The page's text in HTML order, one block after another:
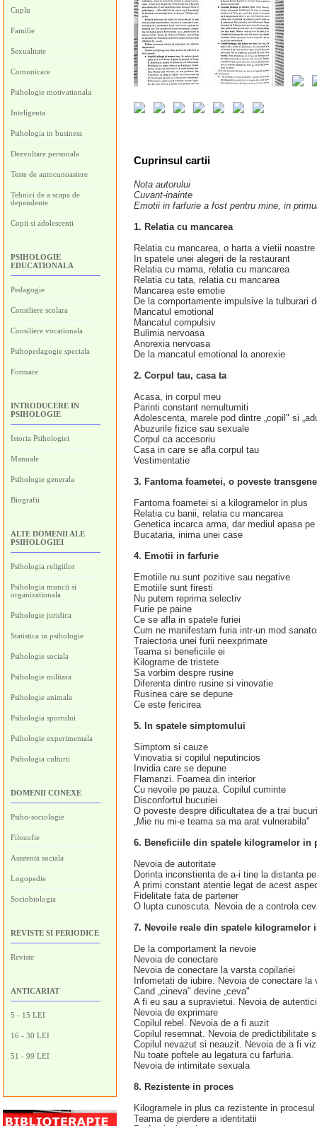
Cuplu
Familie
Sexualitate
Comunicare
Psihologie motivationala
Inteligenta
Psihologia in business
Dezvoltare personala
Teste de autocunoastere
Tehnici de a scapa de
dependente
Copii si adolescenti
PSIHOLOGIE
EDUCATIONALA
Pedagogie
Consiliere scolara
Consiliere vocationala
Psihopedagogie speciala
Formare
INTRODUCERE IN
PSIHOLOGIE
Istoria Psihologiei
Manuale
Psihologie generala
Biografii
ALTE DOMENII ALE
PSIHOLOGIEI
Psihologia religiilor
Psihologia muncii si
organizationala
Psihologie juridica
Statistica in psihologie
Psihologie sociala
Psihologie militara
Psihologie animala
Psihologia sportului
Psihologie experimentala
Psihologia culturii
DOMENII CONEXE
Psiho-sociologie
Filozofie
Asistenta sociala
Logopedie
Sociobiologia
REVISTE SI PERIODICE
Reviste
ANTICARIAT
5 - 15 LEI
16 - 30 LEI
51 - 99 LEI
Cuprinsul cartii
Nota autorului
Cuvant‑inainte
Emotii in farfurie a fost pentru mine, in
1. Relatia cu mancarea
Relatia cu mancarea, o harta a vietii noastre
In spatele unei alegeri de la restaurant
Relatia cu mama, relatia cu mancarea
Relatia cu tata, relatia cu mancarea
Mancarea este emotie
De la comportamente impulsive la tulburari
Mancatul emotional
Mancatul compulsiv
Bulimia nervoasa
Anorexia nervoasa
De la mancatul emotional la anorexie
2. Corpul tau, casa ta
Acasa, in corpul meu
Parinti constant nemultumiti
Adolescenta, marele pod dintre „copil" si
Abuzurile fizice sau sexuale
Corpul ca accesoriu
Casa in care se afla corpul tau
Vestimentatie
3. Fantoma foametei, o poveste
Fantoma foametei si a kilogramelor in plus
Relatia cu banii, relatia cu mancarea
Genetica incarca arma, dar mediul apasa
Bucataria, inima unei case
4. Emotii in farfurie
Emotiile nu sunt pozitive sau negative
Emotiile sunt firesti
Nu putem reprima selectiv
Furie pe paine
Ce se afla in spatele furiei
Cum ne manifestam furia intr‑un mod
Traiectoria unei furii neexprimate
Teama si beneficiile ei
Kilograme de tristete
Sa vorbim despre rusine
Diferenta dintre rusine si vinovatie
Rusinea care se depune
Ce este fericirea
5. In spatele simptomului
Simptom si cauze
Vinovatia si copilul neputincios
Invidia care se depune
Flamanzi. Foamea din interior
Cu nevoile pe pauza. Copilul cuminte
Disconfortul bucuriei
O poveste despre dificultatea de a trai
„Mie nu mi‑e teama sa ma arat vulnerabila"
6. Beneficiile din spatele kilogramelor in
Nevoia de autoritate
Dorinta inconstienta de a‑i tine la distanta
A primi constant atentie legat de acest
Fidelitate fata de partener
O lupta cunoscuta. Nevoia de a controla
7. Nevoile reale din spatele kilogramelor
De la comportament la nevoie
Nevoia de conectare
Nevoia de conectare la varsta copilariei
Infometati de iubire. Nevoia de conectare la
Cand „cineva" devine „ceva"
A fi eu sau a supravietui. Nevoia de
Nevoia de exprimare
Copilul rebel. Nevoia de a fi auzit
Copilul resemnat. Nevoia de predictibilitate
Copilul nevazut si neauzit. Nevoia de a fi
Nu toate poftele au legatura cu farfuria.
Nevoia de intimitate sexuala
8. Rezistente in proces
Kilogramele in plus ca rezistente in
Teama de pierdere a identitatii